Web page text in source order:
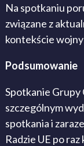
Na spotkaniu
związane z
kontekście
Podsumowanie
Spotkanie Grupy
szczególnym
spotkania i
Radzie UE po